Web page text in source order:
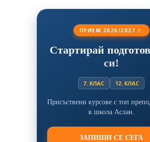
ПРИЕМ 2026/2027 г.
Стартирай
си!
7. КЛАС 12. КЛАС
Присъствени курсове с топ
в школа Аслан.
ЗАПИШИ СЕ СЕГА